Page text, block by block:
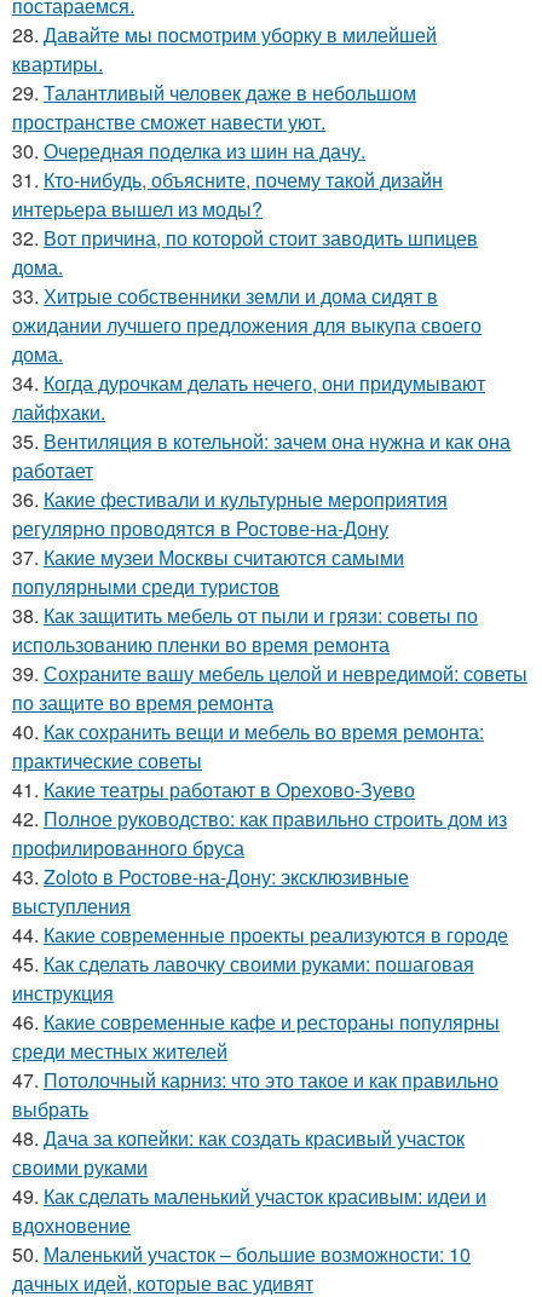
28. Давайте мы посмотрим уборку в милейшей
квартиры.
29. Талантливый человек даже в небольшом
пространстве сможет навести уют.
30. Очередная поделка из шин на дачу.
31. Кто-нибудь, объясните, почему такой дизайн
интерьера вышел из моды?
32. Вот причина, по которой стоит заводить шпицев
дома.
33. Хитрые собственники земли и дома сидят в
ожидании лучшего предложения для выкупа своего
дома.
34. Когда дурочкам делать нечего, они придумывают
лайфхаки.
35. Вентиляция в котельной: зачем она нужна и как она
работает
36. Какие фестивали и культурные мероприятия
регулярно проводятся в Ростове-на-Дону
37. Какие музеи Москвы считаются самыми
популярными среди туристов
38. Как защитить мебель от пыли и грязи: советы по
использованию пленки во время ремонта
39. Сохраните вашу мебель целой и невредимой: советы
по защите во время ремонта
40. Как сохранить вещи и мебель во время ремонта:
практические советы
41. Какие театры работают в Орехово-Зуево
42. Полное руководство: как правильно строить дом из
профилированного бруса
43. Zoloto в Ростове-на-Дону: эксклюзивные
выступления
44. Какие современные проекты реализуются в городе
45. Как сделать лавочку своими руками: пошаговая
инструкция
46. Какие современные кафе и рестораны популярны
среди местных жителей
47. Потолочный карниз: что это такое и как правильно
выбрать
48. Дача за копейки: как создать красивый участок
своими руками
49. Как сделать маленький участок красивым: идеи и
вдохновение
50. Маленький участок – большие возможности: 10
дачных идей, которые вас удивят